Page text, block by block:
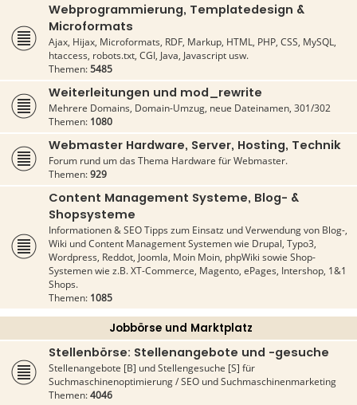
Webprogrammierung, Templatedesign &
Microformats
Ajax, Hijax, Microformats, RDF, Markup, HTML, PHP, CSS, MySQL,
htaccess, robots.txt, CGI, Java, Javascript usw.
Themen:5485
Weiterleitungen und mod_rewrite
Mehrere Domains, Domain-Umzug, neue Dateinamen, 301/302
Themen: 1080
Webmaster Hardware, Server, Hosting, Technik
Forum rund um das Thema Hardware für Webmaster.
Themen:929
Content Management Systeme, Blog- &
Shopsysteme
Informationen & SEO Tipps zum Einsatz und Verwendung von Blog-,
Wiki und Content Management Systemen wie Drupal, Typo3,
Wordpress, Reddot, Joomla, Moin Moin, phpWiki sowie Shop-
Systemen wie z.B. XT-Commerce, Magento, ePages, Intershop, 1&1
Shops.
Themen: 1085
Jobbörse und Marktplatz
Stellenbörse: Stellenangebote und -gesuche
Stellenangebote [B] und Stellengesuche [S] für
Suchmaschinenoptimierung / SEO und Suchmaschinenmarketing
Themen:4046